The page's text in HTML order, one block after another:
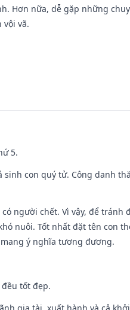
Hơn nữa, dễ gặp những
vã.
5.
con quý tử. Công danh
người chết. Vì vậy, để tránh
nuôi. Tốt nhất đặt tên con
ý nghĩa tương đương.
tốt đẹp.